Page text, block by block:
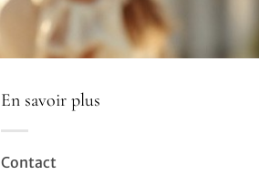
En savoir plus
Contact